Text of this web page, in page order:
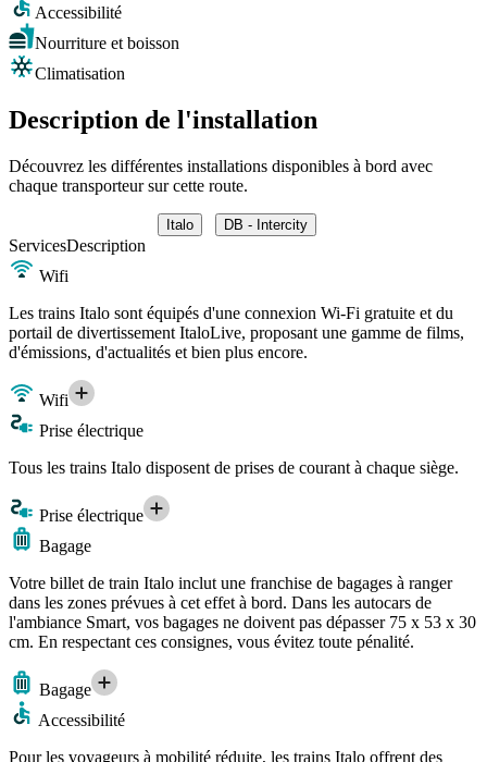
Accessibilité
Nourriture et boisson
Climatisation
Description de l'installation
Découvrez les différentes installations disponibles à bord avec
chaque transporteur sur cette route.
Italo DB - Intercity
ServicesDescription
Wifi
Les trains Italo sont équipés d'une connexion Wi-Fi gratuite et du
portail de divertissement ItaloLive, proposant une gamme de films,
d'émissions, d'actualités et bien plus encore.
Wifi
Prise électrique
Tous les trains Italo disposent de prises de courant à chaque siège.
Prise électrique
Bagage
Votre billet de train Italo inclut une franchise de bagages à ranger
dans les zones prévues à cet effet à bord. Dans les autocars de
l'ambiance Smart, vos bagages ne doivent pas dépasser 75 x 53 x 30
cm. En respectant ces consignes, vous évitez toute pénalité.
Bagage
Accessibilité
Pour les voyageurs à mobilité réduite, les trains Italo offrent des